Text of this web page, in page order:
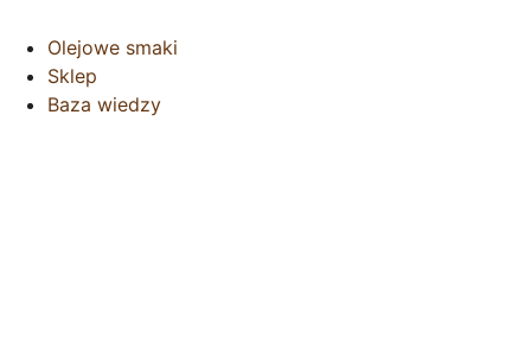
Olejowe smaki
Sklep
Baza wiedzy